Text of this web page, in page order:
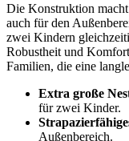
Die Konstruktion
auch für den
zwei Kindern
Robustheit und
Familien, die eine
Extra große
für zwei Kinder.
Außenbereich.